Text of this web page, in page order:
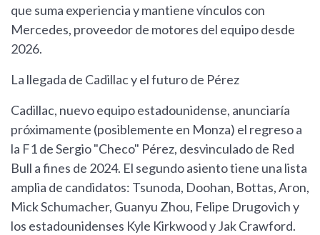
que suma experiencia y mantiene vínculos con
Mercedes, proveedor de motores del equipo desde
2026.
La llegada de Cadillac y el futuro de Pérez
Cadillac, nuevo equipo estadounidense, anunciaría
próximamente (posiblemente en Monza) el regreso a
la F1 de Sergio "Checo" Pérez, desvinculado de Red
Bull a fines de 2024. El segundo asiento tiene una lista
amplia de candidatos: Tsunoda, Doohan, Bottas, Aron,
Mick Schumacher, Guanyu Zhou, Felipe Drugovich y
los estadounidenses Kyle Kirkwood y Jak Crawford.